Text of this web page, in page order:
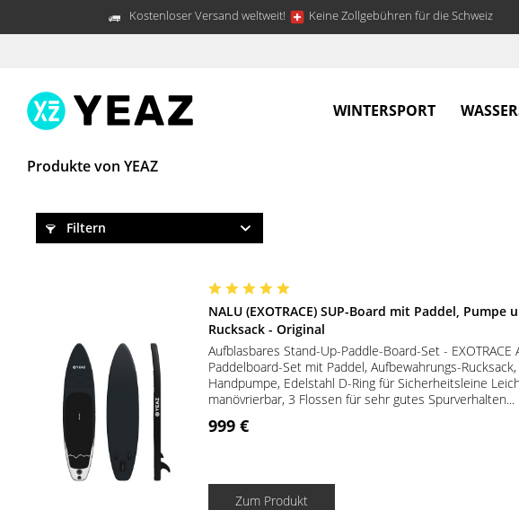
Kostenloser Versand weltweit! Keine Zollgebühren für die Schweiz
WINTERSPORT
Produkte von YEAZ
Filtern
NALU (EXOTRACE) SUP-Board mit Paddel, Pumpe
Rucksack - Original
Aufblasbares Stand-Up-Paddle-Board-Set - EXOTRACE
Paddelboard-Set mit Paddel, Aufbewahrungs-
Handpumpe, Edelstahl D-Ring für Sicherheitsleine
manövrierbar, 3 Flossen für sehr gutes Spurverhalten...
999 €
Zum Produkt